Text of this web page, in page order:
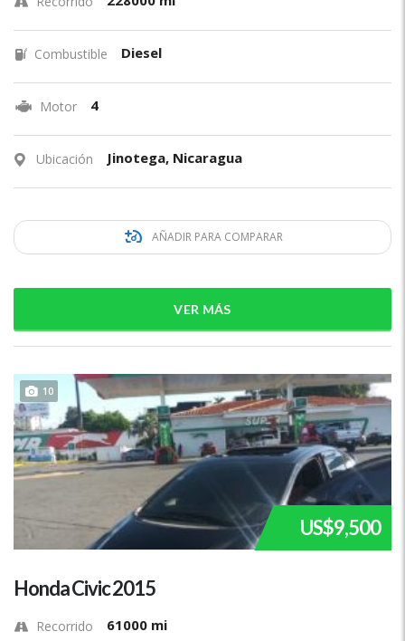
Combustible Diesel
Motor 4
Ubicación Jinotega, Nicaragua
AÑADIR PARA COMPARAR
VER MÁS
10
US$9,500
Honda Civic 2015
Recorrido 61000 mi